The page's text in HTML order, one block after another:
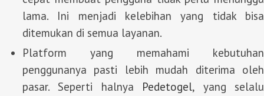
lama. Ini menjadi kelebihan yang tidak bisa
ditemukan di semua layanan.
Platform yang memahami kebutuhan
penggunanya pasti lebih mudah diterima oleh
pasar. Seperti halnya Pedetogel, yang selalu